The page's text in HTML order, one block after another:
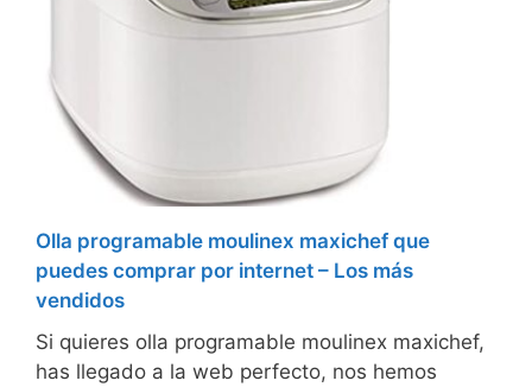
Olla programable moulinex maxichef que
puedes comprar por internet – Los más
vendidos
Si quieres olla programable moulinex maxichef,
has llegado a la web perfecto, nos hemos